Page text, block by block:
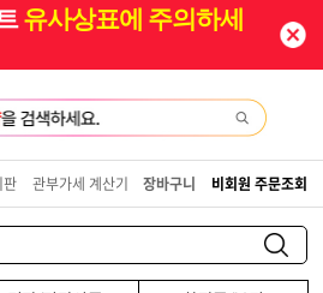
유사상표에 주의하세
판 관부가세 계산기 장바구니 비회원 주문조회